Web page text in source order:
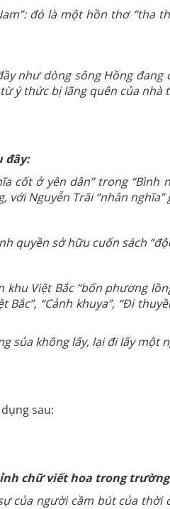
đó là một hồn thơ “tha
dòng sông Hồng đang
ý thức bị lãng quên của nhà
đây:
cốt ở yên dân” trong “Bình
Nguyễn Trãi “nhân
quyền sở hữu cuốn sách
Việt Bắc “bốn phương
“Cảnh khuya”, “Đi
sủa không lấy, lại đi lấy một
sau:
chữ viết hoa trong
của người cầm bút của